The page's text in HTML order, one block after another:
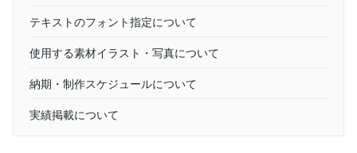
テキストのフォント指定について
使用する素材イラスト・写真について
納期・制作スケジュールについて
実績掲載について